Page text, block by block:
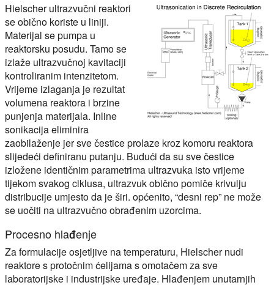
Hielscher ultrazvučni reaktori
se obično koriste u liniji.
Materijal se pumpa u
reaktorsku posudu. Tamo se
izlaže ultrazvučnoj kavitaciji
kontroliranim intenzitetom.
Vrijeme izlaganja je rezultat
volumena reaktora i brzine
punjenja materijala. Inline
sonikacija eliminira
zaobilaženje jer sve čestice prolaze kroz komoru reaktora
slijedeći definiranu putanju. Budući da su sve čestice
izložene identičnim parametrima ultrazvuka isto vrijeme
tijekom svakog ciklusa, ultrazvuk obično pomiče krivulju
distribucije umjesto da je širi. općenito, “desni rep” ne može
se uočiti na ultrazvučno obrađenim uzorcima.
Procesno hlađenje
Za formulacije osjetljive na temperaturu, Hielscher nudi
reaktore s protočnim ćelijama s omotačem za sve
laboratorijske i industrijske uređaje. Hlađenjem unutarnjih